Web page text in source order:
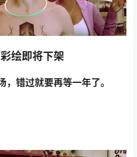
绘即将下架
错过就要再等一年了。